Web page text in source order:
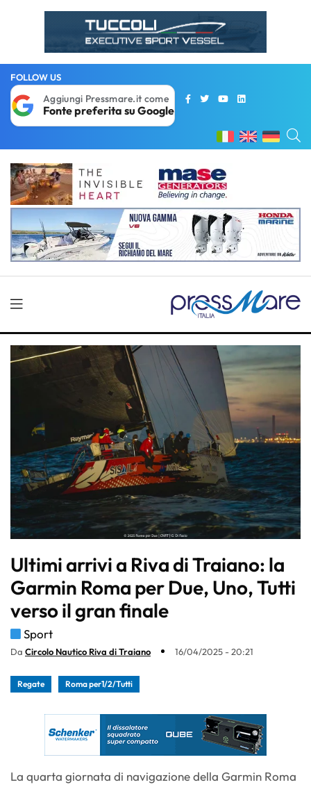
FOLLOW US
Aggiungi Pressmare.it come
Fonte preferita su Google
Ultimi arrivi a Riva di Traiano: la
Garmin Roma per Due, Uno, Tutti
verso il gran finale
Sport
Da Circolo Nautico Riva di Traiano 16/04/2025 - 20:21
Regate Roma per1/2/Tutti
La quarta giornata di navigazione della Garmin Roma